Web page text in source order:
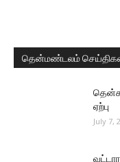
தென்மண்டலம்
ஏற்பு
July 7,